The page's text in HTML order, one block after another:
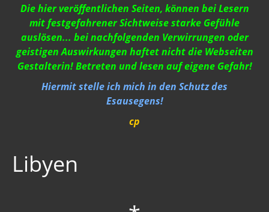
01-12-2Q2Q
AUFKLÄRUNG 2Q2Q
Wasser 2019
Klimawandel der Kabale
Genderismus
Vereinigte Staaten von Europa
Die hier veröffentlichen Seiten, können bei Lesern
mit festgefahrener Sichtweise starke Gefühle
auslösen... bei nachfolgenden Verwirrungen oder
geistigen Auswirkungen haftet nicht die Webseiten
Gestalterin! Betreten und lesen auf eigene Gefahr!
Hiermit stelle ich mich in den Schutz des
Esausegens!
cp
Libyen